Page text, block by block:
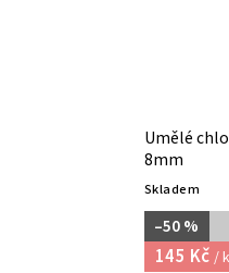
Umělé
8mm
Skladem
–50 %
145 Kč/